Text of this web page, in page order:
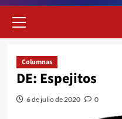
primario
Columnas
DE: Espejitos
6 de julio de 2020 0